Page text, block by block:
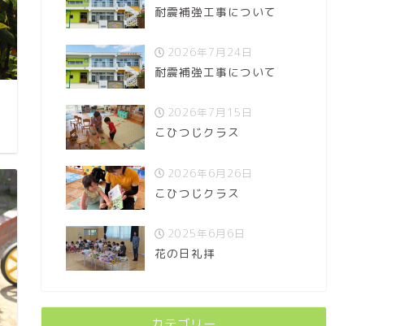
耐震補強工事について
2026年7月24日
耐震補強工事について
2026年7月15日
こひつじクラス
2026年6月26日
こひつじクラス
2025年6月6日
花の日礼拝